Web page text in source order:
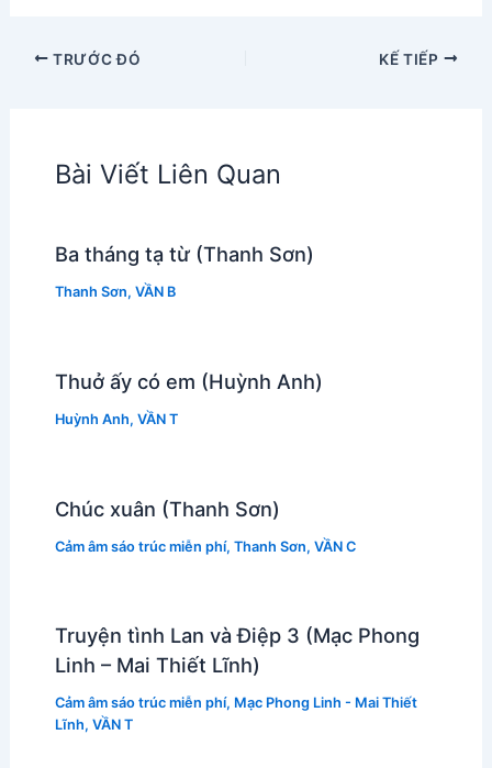
TRƯỚC ĐÓ KẾ TIẾP
Bài Viết Liên Quan
Ba tháng tạ từ (Thanh Sơn)
Thanh Sơn, VẦN B
Thuở ấy có em (Huỳnh Anh)
Huỳnh Anh, VẦN T
Chúc xuân (Thanh Sơn)
Cảm âm sáo trúc miễn phí, Thanh Sơn, VẦN C
Truyện tình Lan và Điệp 3 (Mạc Phong
Linh – Mai Thiết Lĩnh)
Cảm âm sáo trúc miễn phí, Mạc Phong Linh - Mai Thiết
Lĩnh, VẦN T